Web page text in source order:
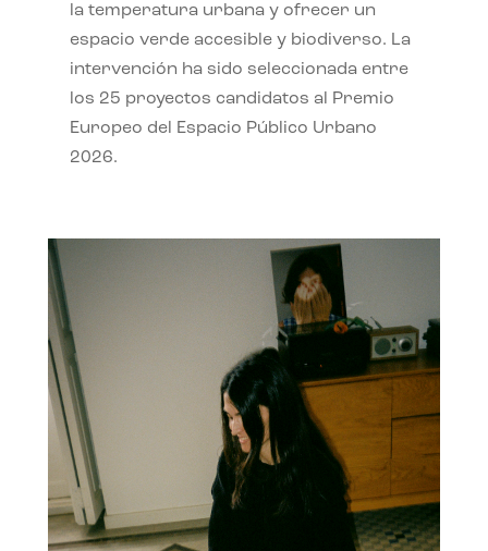
la temperatura urbana y ofrecer un
espacio verde accesible y biodiverso. La
intervención ha sido seleccionada entre
los 25 proyectos candidatos al Premio
Europeo del Espacio Público Urbano
2026.